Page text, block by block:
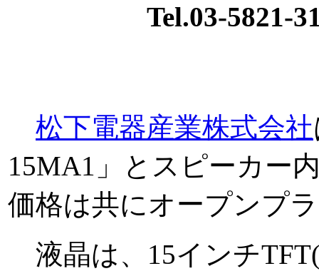
Tel.03-5821-
松下電器産業株式会社
15MA1」とスピーカー
価格は共にオープンプ
液晶は、15インチ